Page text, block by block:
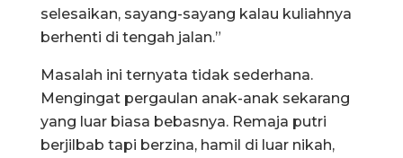
selesaikan, sayang-sayang kalau kuliahnya
berhenti di tengah jalan.”
Masalah ini ternyata tidak sederhana.
Mengingat pergaulan anak-anak sekarang
yang luar biasa bebasnya. Remaja putri
berjilbab tapi berzina, hamil di luar nikah,